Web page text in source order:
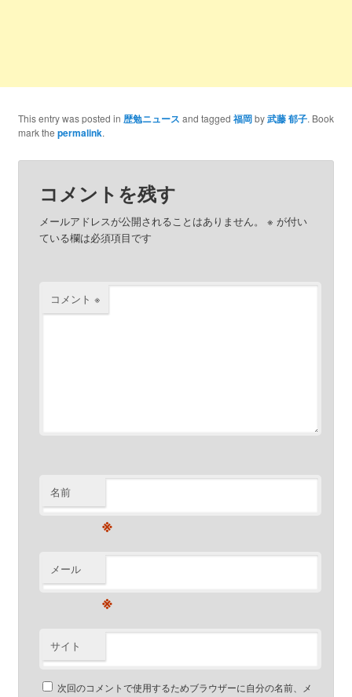
This entry was posted in 歴勉ニュース and tagged 福岡by武藤 郁子. Book
mark the permalink.
コメントを残す
メールアドレスが公開されることはありません。 ※ が付い
ている欄は必須項目です
コメント ※
名前
※
メール
※
サイト
次回のコメントで使用するためブラウザーに自分の名前、メ